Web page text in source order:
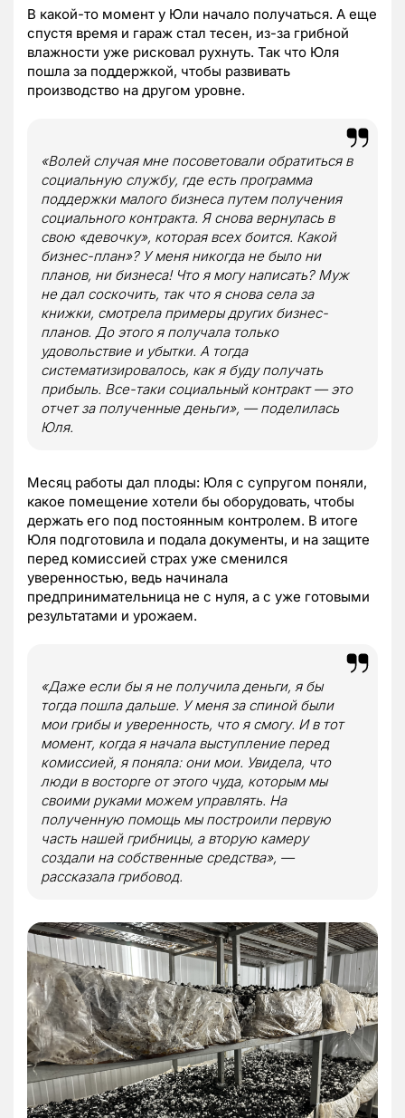
В какой-то момент у Юли начало получаться. А еще
спустя время и гараж стал тесен, из-за грибной
влажности уже рисковал рухнуть. Так что Юля
пошла за поддержкой, чтобы развивать
производство на другом уровне.
«Волей случая мне посоветовали обратиться в
социальную службу, где есть программа
поддержки малого бизнеса путем получения
социального контракта. Я снова вернулась в
свою «девочку», которая всех боится. Какой
бизнес-план»? У меня никогда не было ни
планов, ни бизнеса! Что я могу написать? Муж
не дал соскочить, так что я снова села за
книжки, смотрела примеры других бизнес-
планов. До этого я получала только
удовольствие и убытки. А тогда
систематизировалось, как я буду получать
прибыль. Все-таки социальный контракт — это
отчет за полученные деньги», — поделилась
Юля.
Месяц работы дал плоды: Юля с супругом поняли,
какое помещение хотели бы оборудовать, чтобы
держать его под постоянным контролем. В итоге
Юля подготовила и подала документы, и на защите
перед комиссией страх уже сменился
уверенностью, ведь начинала
предпринимательница не с нуля, а с уже готовыми
результатами и урожаем.
«Даже если бы я не получила деньги, я бы
тогда пошла дальше. У меня за спиной были
мои грибы и уверенность, что я смогу. И в тот
момент, когда я начала выступление перед
комиссией, я поняла: они мои. Увидела, что
люди в восторге от этого чуда, которым мы
своими руками можем управлять. На
полученную помощь мы построили первую
часть нашей грибницы, а вторую камеру
создали на собственные средства», —
рассказала грибовод.